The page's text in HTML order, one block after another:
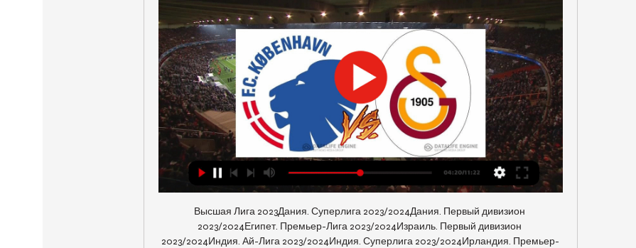
Высшая Лига 2023Дания. Суперлига 2023/2024Дания. Первый дивизион
2023/2024Египет. Премьер-Лига 2023/2024Израиль. Первый дивизион
2023/2024Индия. Ай-Лига 2023/2024Индия. Суперлига 2023/2024Ирландия. Премьер-